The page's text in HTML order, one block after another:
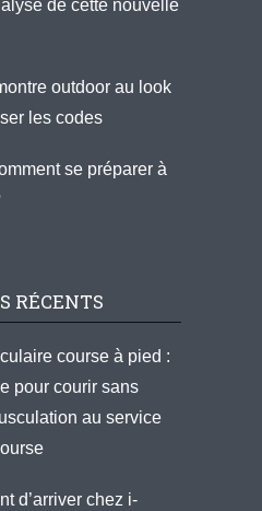
de cette nouvelle
outdoor au look
les codes
se préparer à
RÉCENTS
course à pied :
pour courir sans
au service
d’arriver chez i-